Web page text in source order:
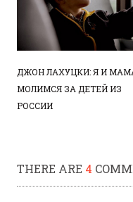
ДЖОН ЛАХУЦКИ: Я И
МОЛИМСЯ ЗА ДЕТЕЙ ИЗ
РОССИИ
THERE ARE 4